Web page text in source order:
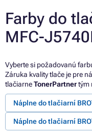
Farby do
MFC-
Vyberte si požadovanú
Záruka kvality tlače je pre
tlačiarneTonerPartnertým
Náplne do tlačiarní
Náplne do tlačiarní